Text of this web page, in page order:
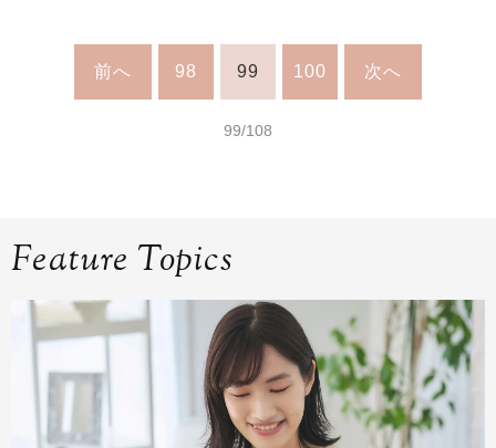
前へ 98 99 100 次へ
99/108
Feature Topics